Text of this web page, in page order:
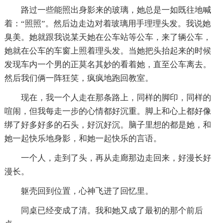
路过一些能照出身影来的玻璃，她总是一如既往地喊
着：“照照”。然后边走边对着玻璃用手理理头发。我说她
臭美。她就跟我说某天她在公车站等公车，来了辆公车，
她就在公车的车窗上照着理头发。当她把头抬起来的时候
发现车内一个男的正莫名其妙的看着她，直至公车离去。
然后我们俩一阵狂笑，疯疯地跑回教室。
现在，我一个人走在那条路上，同样的脚印，同样的
喧闹，但我每走一步的心情都好沉重。脚上和心上都好像
绑了好多好多的石头，好沉好沉。脑子里想的都是她，和
她一起快乐地身影，和她一起快乐的言语。
一个人，走到了头，再从走廊那边走回来，好漫长好
漫长。
躯壳回到位置，心神飞进了回忆里。
同桌已经变成了清。我和她又成了最初的那个前后